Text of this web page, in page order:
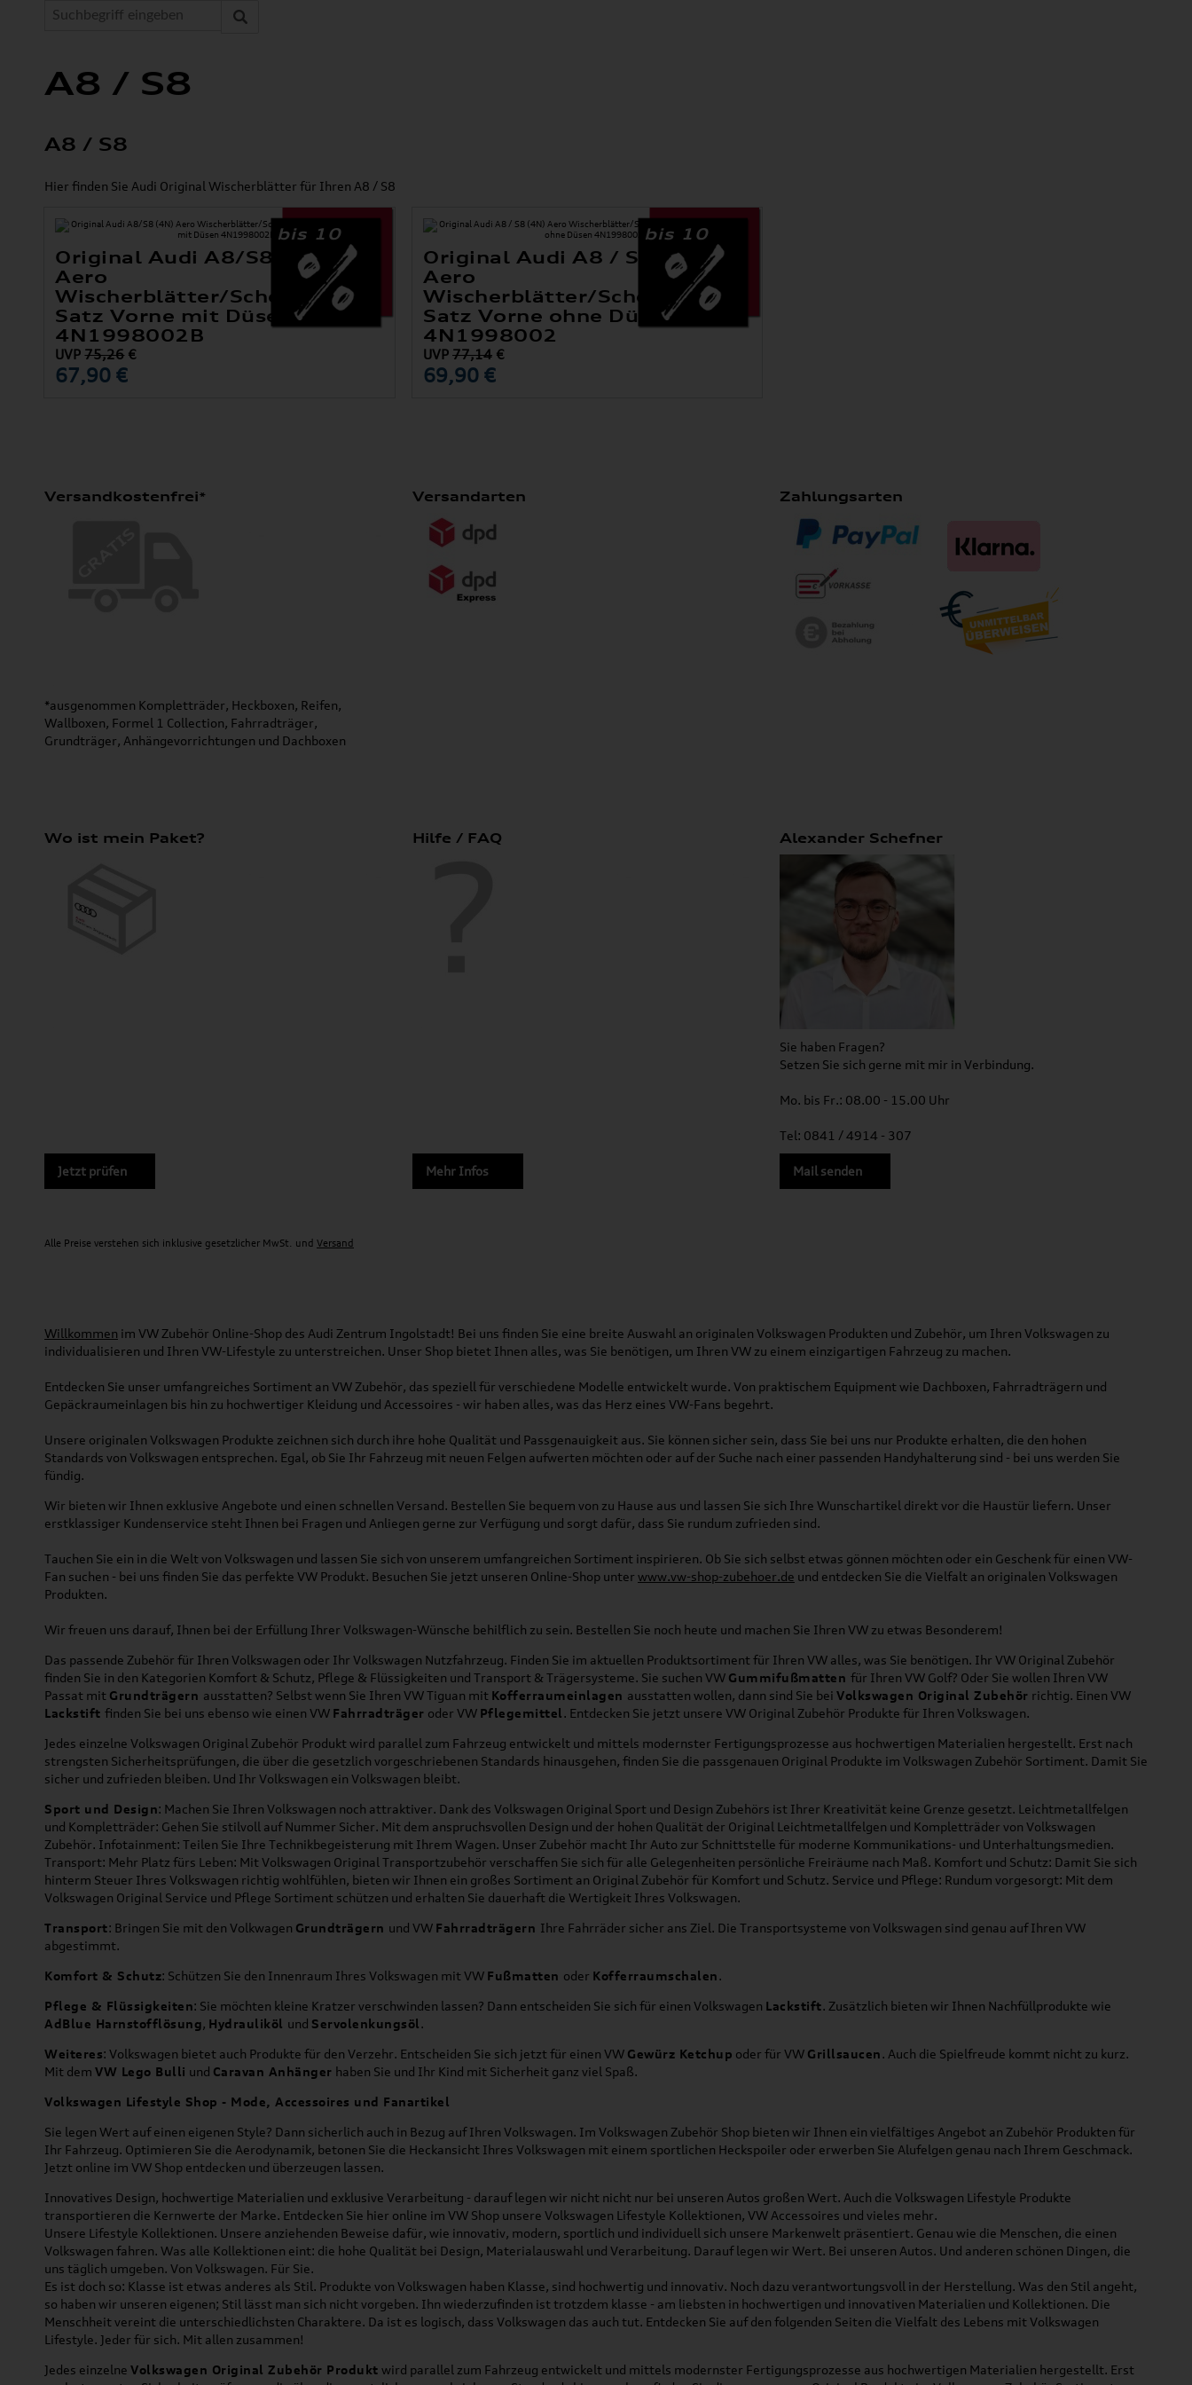
A8 / S8
A8 / S8
Hier finden Sie Audi Original Wischerblätter für Ihren A8 / S8
bis 10
Original Audi A8/S8 (4N)
Aero
Wischerblätter/Scheibenweischer
Satz Vorne mit Düsen
4N1998002B
UVP75,26 €
67,90 €
bis 10
Original Audi A8 / S8 (4N)
Aero
Wischerblätter/Scheibenwischer
Satz Vorne ohne Düsen
4N1998002
UVP77,14 €
69,90 €
Versandkostenfrei*
*ausgenommen Kompletträder, Heckboxen, Reifen,
Wallboxen, Formel 1 Collection, Fahrradträger,
Grundträger, Anhängevorrichtungen und Dachboxen
Versandarten Zahlungsarten
Wo ist mein Paket?
Jetzt prüfen
Hilfe / FAQ
Mehr Infos
Alexander Schefner
Sie haben Fragen?
Setzen Sie sich gerne mit mir in Verbindung.
Mo. bis Fr.: 08.00 - 15.00 Uhr
Tel: 0841 / 4914 - 307
Mail senden
Alle Preise verstehen sich inklusive gesetzlicher MwSt. und Versand
Willkommen im VW Zubehör Online-Shop des Audi Zentrum Ingolstadt! Bei uns finden Sie eine breite Auswahl an originalen Volkswagen Produkten und Zubehör, um Ihren Volkswagen zu
individualisieren und Ihren VW-Lifestyle zu unterstreichen. Unser Shop bietet Ihnen alles, was Sie benötigen, um Ihren VW zu einem einzigartigen Fahrzeug zu machen.
Entdecken Sie unser umfangreiches Sortiment an VW Zubehör, das speziell für verschiedene Modelle entwickelt wurde. Von praktischem Equipment wie Dachboxen, Fahrradträgern und
Gepäckraumeinlagen bis hin zu hochwertiger Kleidung und Accessoires - wir haben alles, was das Herz eines VW-Fans begehrt.
Unsere originalen Volkswagen Produkte zeichnen sich durch ihre hohe Qualität und Passgenauigkeit aus. Sie können sicher sein, dass Sie bei uns nur Produkte erhalten, die den hohen
Standards von Volkswagen entsprechen. Egal, ob Sie Ihr Fahrzeug mit neuen Felgen aufwerten möchten oder auf der Suche nach einer passenden Handyhalterung sind - bei uns werden Sie
fündig.
Wir bieten wir Ihnen exklusive Angebote und einen schnellen Versand. Bestellen Sie bequem von zu Hause aus und lassen Sie sich Ihre Wunschartikel direkt vor die Haustür liefern. Unser
erstklassiger Kundenservice steht Ihnen bei Fragen und Anliegen gerne zur Verfügung und sorgt dafür, dass Sie rundum zufrieden sind.
Tauchen Sie ein in die Welt von Volkswagen und lassen Sie sich von unserem umfangreichen Sortiment inspirieren. Ob Sie sich selbst etwas gönnen möchten oder ein Geschenk für einen VW-
Fan suchen - bei uns finden Sie das perfekte VW Produkt. Besuchen Sie jetzt unseren Online-Shop unter www.vw-shop-zubehoer.de und entdecken Sie die Vielfalt an originalen Volkswagen
Produkten.
Wir freuen uns darauf, Ihnen bei der Erfüllung Ihrer Volkswagen-Wünsche behilflich zu sein. Bestellen Sie noch heute und machen Sie Ihren VW zu etwas Besonderem!
Das passende Zubehör für Ihren Volkswagen oder Ihr Volkswagen Nutzfahrzeug. Finden Sie im aktuellen Produktsortiment für Ihren VW alles, was Sie benötigen. Ihr VW Original Zubehör
finden Sie in den Kategorien Komfort & Schutz, Pflege & Flüssigkeiten und Transport & Trägersysteme. Sie suchen VW Gummifußmatten für Ihren VW Golf? Oder Sie wollen Ihren VW
Passat mit Grundträgern ausstatten? Selbst wenn Sie Ihren VW Tiguan mit Kofferraumeinlagen ausstatten wollen, dann sind Sie bei Volkswagen Original Zubehör richtig. Einen VW
Lackstift finden Sie bei uns ebenso wie einen VW Fahrradträger oder VW Pflegemittel. Entdecken Sie jetzt unsere VW Original Zubehör Produkte für Ihren Volkswagen.
Jedes einzelne Volkswagen Original Zubehör Produkt wird parallel zum Fahrzeug entwickelt und mittels modernster Fertigungsprozesse aus hochwertigen Materialien hergestellt. Erst nach
strengsten Sicherheitsprüfungen, die über die gesetzlich vorgeschriebenen Standards hinausgehen, finden Sie die passgenauen Original Produkte im Volkswagen Zubehör Sortiment. Damit Sie
sicher und zufrieden bleiben. Und Ihr Volkswagen ein Volkswagen bleibt.
Sport und Design: Machen Sie Ihren Volkswagen noch attraktiver. Dank des Volkswagen Original Sport und Design Zubehörs ist Ihrer Kreativität keine Grenze gesetzt. Leichtmetallfelgen
und Kompletträder: Gehen Sie stilvoll auf Nummer Sicher. Mit dem anspruchsvollen Design und der hohen Qualität der Original Leichtmetallfelgen und Kompletträder von Volkswagen
Zubehör. Infotainment: Teilen Sie Ihre Technikbegeisterung mit Ihrem Wagen. Unser Zubehör macht Ihr Auto zur Schnittstelle für moderne Kommunikations- und Unterhaltungsmedien.
Transport: Mehr Platz fürs Leben: Mit Volkswagen Original Transportzubehör verschaffen Sie sich für alle Gelegenheiten persönliche Freiräume nach Maß. Komfort und Schutz: Damit Sie sich
hinterm Steuer Ihres Volkswagen richtig wohlfühlen, bieten wir Ihnen ein großes Sortiment an Original Zubehör für Komfort und Schutz. Service und Pflege: Rundum vorgesorgt: Mit dem
Volkswagen Original Service und Pflege Sortiment schützen und erhalten Sie dauerhaft die Wertigkeit Ihres Volkswagen.
Transport: Bringen Sie mit den Volkwagen Grundträgern und VW Fahrradträgern Ihre Fahrräder sicher ans Ziel. Die Transportsysteme von Volkswagen sind genau auf Ihren VW
abgestimmt.
Komfort & Schutz: Schützen Sie den Innenraum Ihres Volkswagen mit VW Fußmatten oder Kofferraumschalen.
Pflege & Flüssigkeiten: Sie möchten kleine Kratzer verschwinden lassen? Dann entscheiden Sie sich für einen Volkswagen Lackstift. Zusätzlich bieten wir Ihnen Nachfüllprodukte wie
AdBlue Harnstofflösung, Hydrauliköl und Servolenkungsöl.
Weiteres: Volkswagen bietet auch Produkte für den Verzehr. Entscheiden Sie sich jetzt für einen VW Gewürz Ketchup oder für VW Grillsaucen. Auch die Spielfreude kommt nicht zu kurz.
Mit dem VW Lego Bulli und Caravan Anhänger haben Sie und Ihr Kind mit Sicherheit ganz viel Spaß.
Volkswagen Lifestyle Shop - Mode, Accessoires und Fanartikel
Sie legen Wert auf einen eigenen Style? Dann sicherlich auch in Bezug auf Ihren Volkswagen. Im Volkswagen Zubehör Shop bieten wir Ihnen ein vielfältiges Angebot an Zubehör Produkten für
Ihr Fahrzeug. Optimieren Sie die Aerodynamik, betonen Sie die Heckansicht Ihres Volkswagen mit einem sportlichen Heckspoiler oder erwerben Sie Alufelgen genau nach Ihrem Geschmack.
Jetzt online im VW Shop entdecken und überzeugen lassen.
Innovatives Design, hochwertige Materialien und exklusive Verarbeitung - darauf legen wir nicht nicht nur bei unseren Autos großen Wert. Auch die Volkswagen Lifestyle Produkte
transportieren die Kernwerte der Marke. Entdecken Sie hier online im VW Shop unsere Volkswagen Lifestyle Kollektionen, VW Accessoires und vieles mehr.
Unsere Lifestyle Kollektionen. Unsere anziehenden Beweise dafür, wie innovativ, modern, sportlich und individuell sich unsere Markenwelt präsentiert. Genau wie die Menschen, die einen
Volkswagen fahren. Was alle Kollektionen eint: die hohe Qualität bei Design, Materialauswahl und Verarbeitung. Darauf legen wir Wert. Bei unseren Autos. Und anderen schönen Dingen, die
uns täglich umgeben. Von Volkswagen. Für Sie.
Es ist doch so: Klasse ist etwas anderes als Stil. Produkte von Volkswagen haben Klasse, sind hochwertig und innovativ. Noch dazu verantwortungsvoll in der Herstellung. Was den Stil angeht,
so haben wir unseren eigenen; Stil lässt man sich nicht vorgeben. Ihn wiederzufinden ist trotzdem klasse - am liebsten in hochwertigen und innovativen Materialien und Kollektionen. Die
Menschheit vereint die unterschiedlichsten Charaktere. Da ist es logisch, dass Volkswagen das auch tut. Entdecken Sie auf den folgenden Seiten die Vielfalt des Lebens mit Volkswagen
Lifestyle. Jeder für sich. Mit allen zusammen!
Jedes einzelne Volkswagen Original Zubehör Produkt wird parallel zum Fahrzeug entwickelt und mittels modernster Fertigungsprozesse aus hochwertigen Materialien hergestellt. Erst